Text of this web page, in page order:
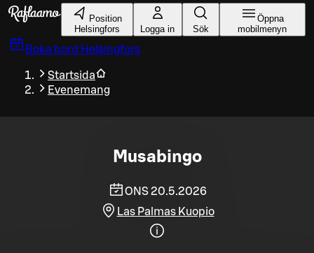
Gå till huvudinnehållet
Position
Helsingfors
Logga in Sök
Öppna
mobilmenyn
Boka bord Helsingfors
Startsida
Evenemang
Musabingo
ONS 20.5.2026
Las Palmas Kuopio